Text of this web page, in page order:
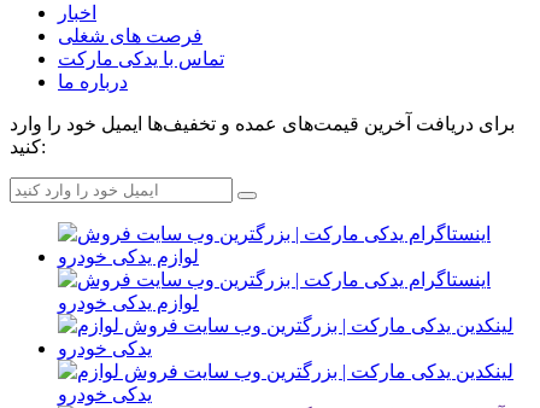
اخبار
فرصت های شغلی
تماس با یدکی مارکت
درباره ما
برای دریافت آخرین قیمت‌های عمده و تخفیف‌ها ایمیل خود را وارد
کنید: